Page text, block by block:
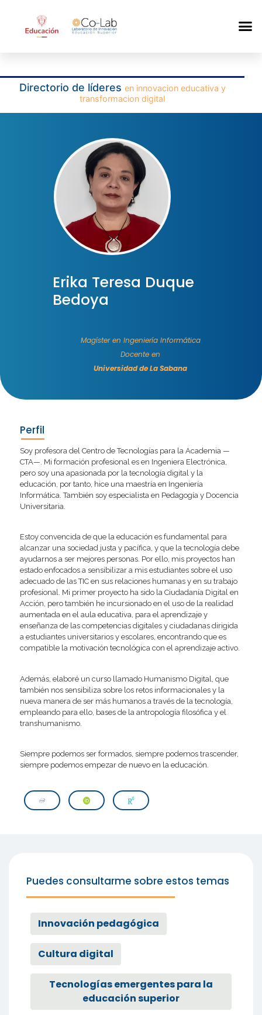
Directorio de líderes en innovacion educativa y
transformacion digital
Erika Teresa Duque
Bedoya
Magíster en Ingeniería Informática
Docente en
Universidad de La Sabana
Perfil
Soy profesora del Centro de Tecnologías para la Academia —
CTA—. Mi formación profesional es en Ingeniera Electrónica,
pero soy una apasionada por la tecnología digital y la
educación, por tanto, hice una maestría en Ingeniería
Informática. También soy especialista en Pedagogía y Docencia
Universitaria.
Estoy convencida de que la educación es fundamental para
alcanzar una sociedad justa y pacífica, y que la tecnología debe
ayudarnos a ser mejores personas. Por ello, mis proyectos han
estado enfocados a sensibilizar a mis estudiantes sobre el uso
adecuado de las TIC en sus relaciones humanas y en su trabajo
profesional. Mi primer proyecto ha sido la Ciudadanía Digital en
Acción, pero también he incursionado en el uso de la realidad
aumentada en el aula educativa, para el aprendizaje y
enseñanza de las competencias digitales y ciudadanas dirigida
a estudiantes universitarios y escolares, encontrando que es
compatible la motivación tecnológica con el aprendizaje activo.
Además, elaboré un curso llamado Humanismo Digital, que
también nos sensibiliza sobre los retos informacionales y la
nueva manera de ser más humanos a través de la tecnología,
empleando para ello, bases de la antropología filosófica y el
transhumanismo.
Siempre podemos ser formados, siempre podemos trascender,
siempre podemos empezar de nuevo en la educación.
Puedes consultarme sobre estos temas
Innovación pedagógica
Cultura digital
Tecnologías emergentes para la
educación superior